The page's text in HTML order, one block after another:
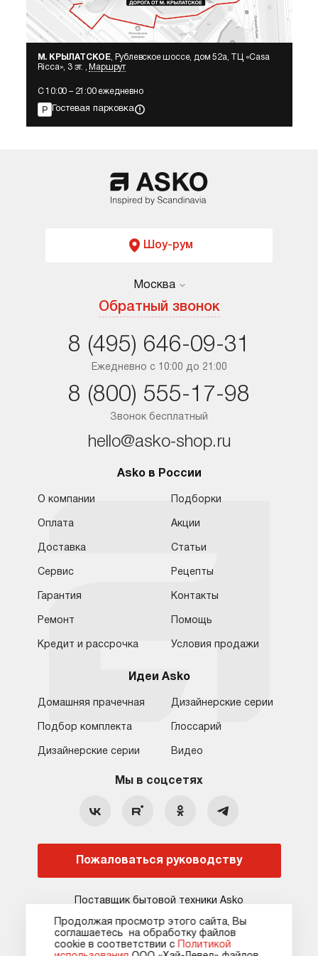
Москва
Москва
Краснодар
8 (800) 555-17-98 8 (495) 646-09-31
hello@asko-shop.ru
О компании Ремонт
Статьи и акции
Сервисные центры Кредит и рассрочка
Гарантия Карта сайта
М. КРЫЛАТСКОЕ, Рублевское шоссе, дом 52а, ТЦ «Сasa
Ricca», 3 эт. ,
Маршрут
С 10:00 – 21:00 ежедневно
Гостевая парковка
Шоу-рум
Москва
Обратный звонок
Москва
Ростов-на-Дону
Ежедневно с 10:00 до 21:00
8 (495) 646-09-31
Звонок бесплатный
8 (800) 555-17-98
hello@asko-shop.ru
Asko в России
О компании
Оплата
Доставка
Сервис
Гарантия
Ремонт
Кредит и рассрочка
Подборки
Акции
Статьи
Рецепты
Контакты
Помощь
Условия продажи
Идеи Asko
Домашняя прачечная
Подбор комплекта
Дизайнерские серии
Дизайнерские серии
Глоссарий
Видео
Мы в соцсетях
Пожаловаться руководству
Поставщик бытовой техники Asko
Продолжая просмотр этого сайта, Вы
соглашаетесь на обработку файлов
сооkie в соответствии с
Политикой